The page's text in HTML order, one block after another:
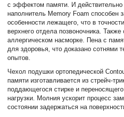
с эффектом памяти. И
наполнитель Memory Foam способен
особенности лежащего, что в
верхнего отдела позвоночника. Также
аллергическом насморке. Пена с
для здоровья, что доказано сотнями
опытов.
Чехол подушки ортопедической
памяти изготавливается из стрейч-
поддающегося стирке и
нагрузки. Молния ускорит процесс
состоянии задержаться на